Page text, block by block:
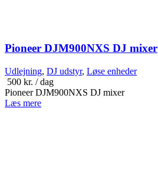
Pioneer DJM900NXS DJ mixer
Udlejning, DJ udstyr, Løse enheder
500 kr. / dag
Pioneer DJM900NXS DJ mixer
Læs mere